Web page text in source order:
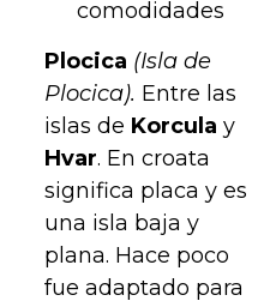
Plocica (Isla de
Plocica). Entre las
islas de Korcula y
Hvar. En croata
significa placa y es
una isla baja y
plana. Hace poco
fue adaptado para